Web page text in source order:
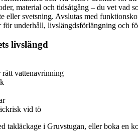
material och tidsåtgång – du vet vad
eller svetsning. Avslutas med
underhåll, livslängdsförlängning och
livslängd
rätt vattenavrinning
vid tö
takläckage i Gruvstugan, eller boka